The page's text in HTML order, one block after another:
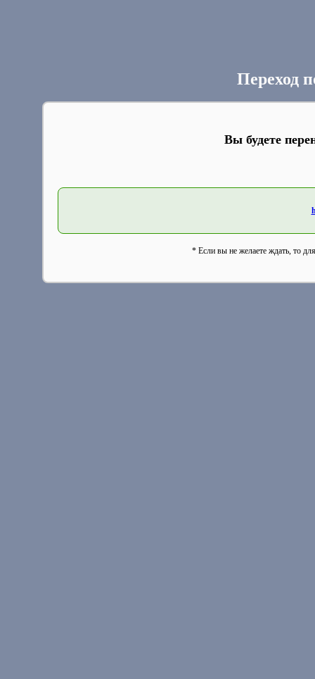
Переход
Вы будете
* Если вы не желаете ждать, то